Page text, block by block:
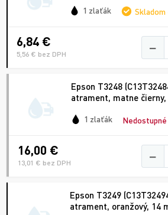
1 zlaťák
6,84 €
5,56 € bez DPH −
Epson T3248
atrament, matne čierny,
1 zlaťák Nedostupné
16,00 €
13,01 € bez DPH −
Epson T3249
atrament, oranžový, 14